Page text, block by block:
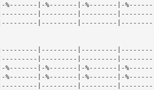
|-%-------|-%-------|-
|---------|---------
|---------|---------
|---------|---------
|---------|---------
|-%-------|-%-------|-
|-%-------|-%-------|-
|---------|---------